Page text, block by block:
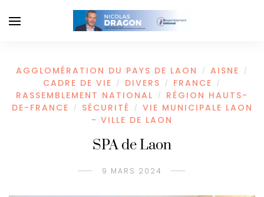
AGGLOMÉRATION DU PAYS DE LAON / AISNE /
CADRE DE VIE / DIVERS / FRANCE /
RASSEMBLEMENT NATIONAL /
RÉGION HAUTS-
DE-FRANCE
/ SÉCURITÉ /
VIE MUNICIPALE LAON
- VILLE DE LAON
SPA de Laon
9 MARS 2024